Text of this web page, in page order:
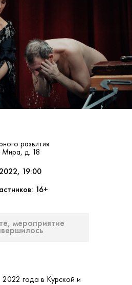
развития
Мира, д. 18
19:00
16+
мероприятие
года в Курской и